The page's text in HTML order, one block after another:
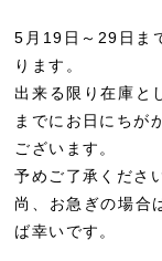
5月19日～29日ま
ります。
出来る限り在庫と
までにお日にちが
ございます。
予めご了承くださ
尚、お急ぎの場合
ば幸いです。